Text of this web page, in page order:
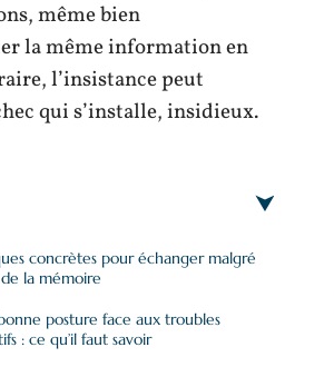
même bien
la même information en
l’insistance peut
qui s’installe, insidieux.
concrètes pour échanger malgré
la mémoire
posture face aux troubles
: ce qu’il faut savoir